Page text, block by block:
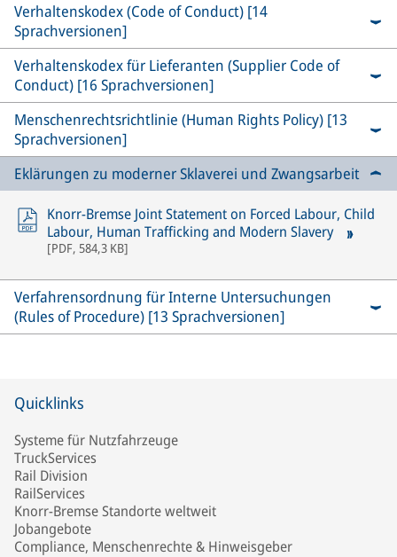
Verhaltenskodex (Code of Conduct) [14
Sprachversionen]
Verhaltenskodex für Lieferanten (Supplier Code of
Conduct) [16 Sprachversionen]
Menschenrechtsrichtlinie (Human Rights Policy) [13
Sprachversionen]
Eklärungen zu moderner Sklaverei und Zwangsarbeit
Knorr-Bremse Joint Statement on Forced Labour, Child
Labour, Human Trafficking and Modern Slavery
[PDF, 584,3 KB]
Verfahrensordnung für Interne Untersuchungen
(Rules of Procedure) [13 Sprachversionen]
Quicklinks
Systeme für Nutzfahrzeuge
TruckServices
Rail Division
RailServices
Knorr-Bremse Standorte weltweit
Jobangebote
Compliance, Menschenrechte & Hinweisgeber